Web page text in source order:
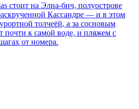
стоит на Элиа-бич, полуострове
Кассандре — и в этом
толчеёй, а за сосновым
почти к самой воде, и пляжем с
от номера.